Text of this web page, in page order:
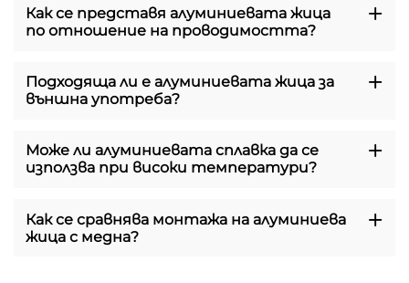
Как се представя алуминиевата жица
по отношение на проводимостта?
Подходяща ли е алуминиевата жица за
външна употреба?
Може ли алуминиевата сплавка да се
използва при високи температури?
Как се сравнява монтажа на алуминиева
жица с медна?